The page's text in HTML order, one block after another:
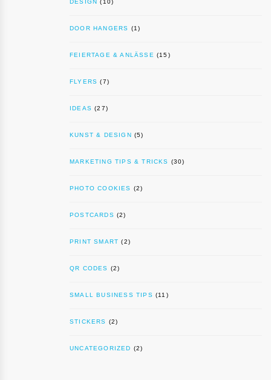
DESIGN (10)
DOOR HANGERS (1)
FEIERTAGE & ANLÄSSE (15)
FLYERS (7)
IDEAS (27)
KUNST & DESIGN (5)
MARKETING TIPS & TRICKS (30)
PHOTO COOKIES (2)
POSTCARDS (2)
PRINT SMART (2)
QR CODES (2)
SMALL BUSINESS TIPS (11)
STICKERS (2)
UNCATEGORIZED (2)